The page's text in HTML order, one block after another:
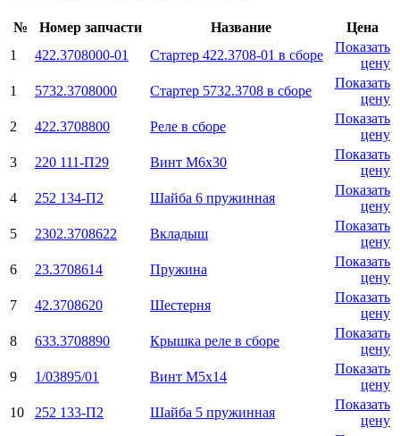
№ Номер запчасти Название
Цена
1
422.3708000-01 Стартер 422.3708-01 в сборе
Показать
цену
1
5732.3708000 Стартер 5732.3708 в сборе
Показать
цену
2
422.3708800 Реле в сборе
Показать
цену
3
220 111-П29 Винт М6х30
Показать
цену
4
252 134-П2 Шайба 6 пружинная
Показать
цену
5
2302.3708622 Вкладыш
Показать
цену
6
23.3708614 Пружина
Показать
цену
7
42.3708620 Шестерня
Показать
цену
8
633.3708890 Крышка реле в сборе
Показать
цену
9
1/03895/01 Винт М5х14
Показать
цену
10
252 133-П2 Шайба 5 пружинная
Показать
цену